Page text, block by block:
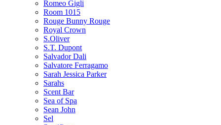
Romeo Gigli
Room 1015
Rouge Bunny Rouge
Royal Crown
S.Oliver
S.T. Dupont
Salvador Dali
Salvatore Ferragamo
Sarah Jessica Parker
Sarahs
Scent Bar
Sea of Spa
Sean John
Sel